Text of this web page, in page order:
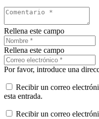
Rellena este campo
Rellena este campo
Por favor, introduce una
Recibir un correo
esta entrada.
Recibir un correo